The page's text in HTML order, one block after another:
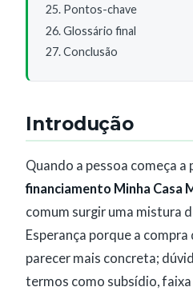
Pontos-chave
Glossário final
Conclusão
Introdução
Quando a pessoa começa a
financiamento Minha Casa
comum surgir uma mistura
Esperança porque a
parecer mais concreta;
termos como subsídio,